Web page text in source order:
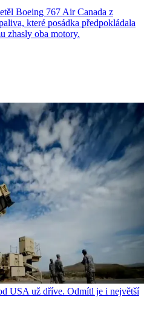
Boeing 767 Air Canada z
které posádka předpokládala
zhasly oba motory.
USA už dříve. Odmítl je i největší